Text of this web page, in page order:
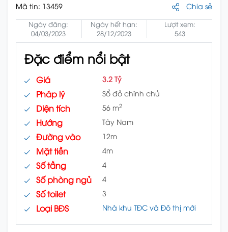
Mã tin: 13459 Chia sẻ
Ngày đăng:
04/03/2023
Ngày hết hạn:
28/12/2023
Lượt xem:
543
Đặc điểm nổi bật
Giá 3.2 Tỷ
Pháp lý Sổ đỏ chính chủ
Diện tích 56 m2
Hướng Tây Nam
Đường vào 12m
Mặt tiền 4m
Số tầng 4
Số phòng ngủ 4
Số toilet 3
Loại BĐS Nhà khu TĐC và Đô thị mới